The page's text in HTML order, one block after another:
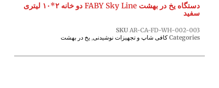
دستگاه یخ در بهشت FABY Sky Line دو خانه ۲*۱۰ لیتری
سفید
SKU AR-CA-FD-WH-002-003
Categories کافی شاپ و تجهیزات نوشیدنی, یخ در بهشت